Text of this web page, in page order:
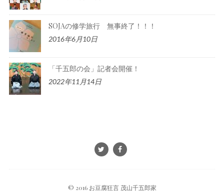
SOJAの修学旅行 無事終了！！！
2016年6月10日
「千五郎の会」記者会開催！
2022年11月14日
© 2016 お豆腐狂言 茂山千五郎家